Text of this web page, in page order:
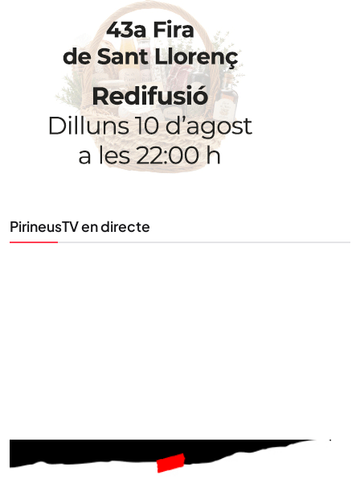
PirineusTV en directe
STAY UPDATED
Uneix-te al nostre butlletí
Tota l’actualitat, seleccionada i enviada directament
al teu correu. Subscriu-te al nostre butlletí i segueix